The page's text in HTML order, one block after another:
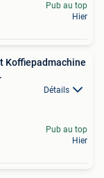
Pub au top
Hier
Koffiepadmachine
Détails
Pub au top
Hier